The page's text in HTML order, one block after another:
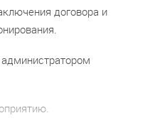
договора и